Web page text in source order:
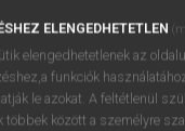
ELENGEDHETETLEN
elengedhetetlenek az
funkciók
le azokat. A feltétlenül
többek között a személyre